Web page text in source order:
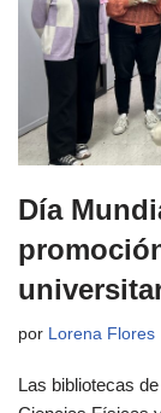
Día
por Lorena Flores
Las bibliotecas